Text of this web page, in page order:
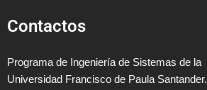
Contactos
Programa de Ingeniería de Sistemas de la
Universidad Francisco de Paula Santander.